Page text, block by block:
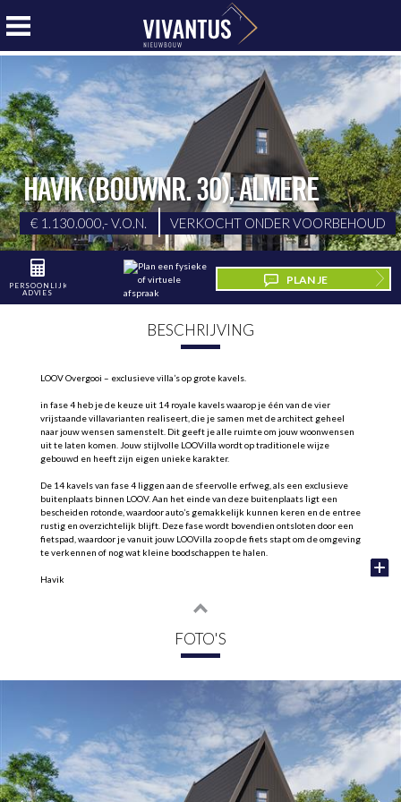
PERSOONLIJK
ADVIES
PLAN JE
HAVIK (BOUWNR. 30),ALMERE
€ 1.130.000,- V.O.N. VERKOCHT ONDER VOORBEHOUD
BESCHRIJVING
LOOV Overgooi – exclusieve villa’s op grote kavels.
in fase 4 heb je de keuze uit 14 royale kavels waarop je één van de vier
vrijstaande villavarianten realiseert, die je samen met de architect geheel
naar jouw wensen samenstelt. Dit geeft je alle ruimte om jouw woonwensen
uit te laten komen. Jouw stijlvolle LOOVilla wordt op traditionele wijze
gebouwd en heeft zijn eigen unieke karakter.
De 14 kavels van fase 4 liggen aan de sfeervolle erfweg, als een exclusieve
buitenplaats binnen LOOV. Aan het einde van deze buitenplaats ligt een
bescheiden rotonde, waardoor auto’s gemakkelijk kunnen keren en de entree
rustig en overzichtelijk blijft. Deze fase wordt bovendien ontsloten door een
fietspad, waardoor je vanuit jouw LOOVilla zo op de fiets stapt om de omgeving
te verkennen of nog wat kleine boodschappen te halen.
Havik
Van de grote ramen die volop natuurlijk licht binnenlaten tot de open en
-Opvallend mooie entree met veel glas
-Veel raampartijen met klassieke roedeverdeling
-Vanuit je bijkeuken naar je royale aangebouwde geïsoleerde berging met
-De tweede verdieping kan dienen als extra opslagruimte, thuiswerkkantoor
of biedt onderdak aan een vijfde of zelfs zesde slaapkamer
-Maak jouw villa levensloopbestendig door te kiezen voor een slaap- en
badkamer op de begane grond
Ongeloovlijk centraal
LOOV verrijst aan de rand van het Cirkelbos in Overgooi op steenworp afstand
FOTO'S